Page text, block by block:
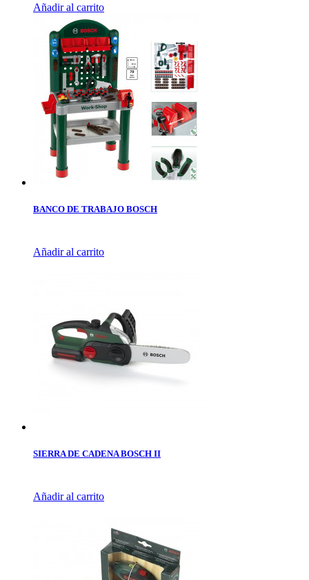
Añadir al carrito
BANCO DE TRABAJO BOSCH
Añadir al carrito
SIERRA DE CADENA BOSCH II
Añadir al carrito